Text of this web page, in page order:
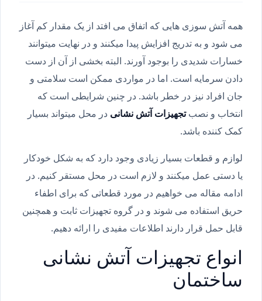
همه آتش سوزی هایی که اتفاق می افتد از یک مقدار کم آغاز
می شود و به تدریج افزایش پیدا میکنند و در نهایت میتوانند
خسارات شدیدی را بوجود آورند. البته بخشی از آن از دست
دادن سرمایه است. اما در مواردی ممکن است سلامتی و
جان افراد نیز در خطر باشد. در چنین شرایطی است که
انتخاب و نصبتجهیزات آتش نشانیدر محل میتواند بسیار
کمک کننده باشد.
لوازم و قطعات بسیار زیادی وجود دارد که به شکل خودکار
یا دستی عمل میکنند و لازم است در محل مستقر کنیم. در
ادامه مقاله می خواهیم در مورد قطعاتی که برای اطفاء
حریق استفاده می شوند و در گروه تجهیزات ثابت و همچنین
قابل حمل قرار دارند اطلاعات مفیدی را ارائه دهیم.
انواع تجهیزات آتش نشانی
ساختمان